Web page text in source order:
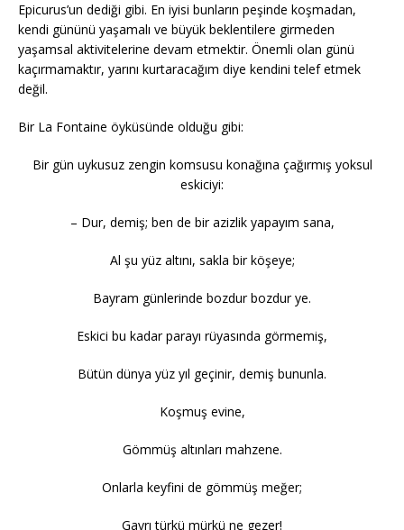
Epicurus’un dediği gibi. En iyisi bunların peşinde koşmadan,
kendi gününü yaşamalı ve büyük beklentilere girmeden
yaşamsal aktivitelerine devam etmektir. Önemli olan günü
kaçırmamaktır, yarını kurtaracağım diye kendini telef etmek
değil.
Bir La Fontaine öyküsünde olduğu gibi:
Bir gün uykusuz zengin komsusu konağına çağırmış yoksul
eskiciyi:
– Dur, demiş; ben de bir azizlik yapayım sana,
Al şu yüz altını, sakla bir köşeye;
Bayram günlerinde bozdur bozdur ye.
Eskici bu kadar parayı rüyasında görmemiş,
Bütün dünya yüz yıl geçinir, demiş bununla.
Koşmuş evine,
Gömmüş altınları mahzene.
Onlarla keyfini de gömmüş meğer;
Gayrı türkü mürkü ne gezer!